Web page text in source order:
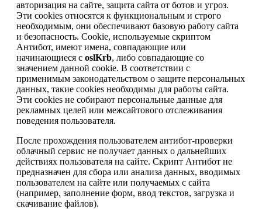
авторизация на сайте, защита сайта от ботов и угроз.
Эти cookies относятся к функциональным и строго
необходимым, они обеспечивают базовую работу сайта
и безопасность. Cookie, используемые скриптом
Антибот, имеют имена, совпадающие или
начинающиеся с oslKrb, либо совпадающие со
значением данной cookie. В соответствии с
применимым законодательством о защите персональных
данных, такие cookies необходимы для работы сайта.
Эти cookies не собирают персональные данные для
рекламных целей или межсайтового отслеживания
поведения пользователя.
После прохождения пользователем антибот-проверки
облачный сервис не получает данных о дальнейших
действиях пользователя на сайте. Скрипт Антибот не
предназначен для сбора или анализа данных, вводимых
пользователем на сайте или получаемых с сайта
(например, заполнение форм, ввод текстов, загрузка и
скачивание файлов).